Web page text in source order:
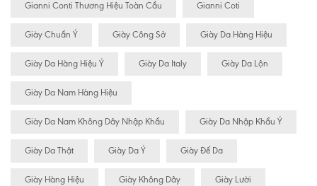
Gianni Conti Thương Hiệu Toàn Cầu Gianni Coti
Giày Chuẩn Ý Giày Công Sở Giày Da Hàng Hiệu
Giày Da Hàng Hiệu Ý Giày Da Italy Giày Da Lộn
Giày Da Nam Hàng Hiệu
Giày Da Nam Không Dây Nhập Khẩu Giày Da Nhập Khẩu Ý
Giày Da Thật Giày Da Ý Giày Đế Da
Giày Hàng Hiệu Giày Không Dây Giày Lười